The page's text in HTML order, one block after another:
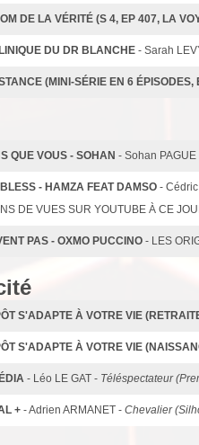
DE LA VÉRITÉ (S 4, EP 407, LA
DU DR BLANCHE - Sarah
(MINI-SÉRIE EN 6 ÉPISODES,
QUE VOUS - SOHAN - Sohan PAGUE
- HAMZA FEAT DAMSO -
DE VUES SUR YOUTUBE À CE
PAS - OXMO PUCCINO - LES
S'ADAPTE À VOTRE VIE
S'ADAPTE À VOTRE VIE
- Léo LE GAT - Téléspectateur
+ - Adrien ARMANET - Chevalier